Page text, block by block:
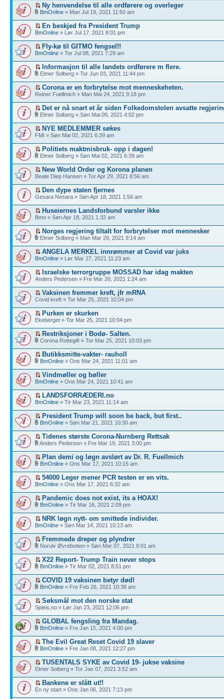
Ny henvendelse til alle ordførere og overleger
BmOnline » Man Jul 19, 2021 11:50 am
En beskjed fra President Trump
BmOnline » Lør Jul 17, 2021 8:01 pm
Fly-kø til GITMO fengsel!!
BmOnline » Tor Jul 08, 2021 7:29 am
Informasjon til alle landets ordførere m flere.
Elmer Solberg » Tor Jun 03, 2021 11:44 pm
Corona er en forbrytelse mot menneskeheten.
Reiner Fuellmich » Man Mai 24, 2021 9:18 pm
Det er nå snart et år siden Folkedomstolen avsatte
Elmer Solberg » Søn Mai 09, 2021 4:02 pm
NYE MEDLEMMER søkes
FMI » Søn Mai 02, 2021 6:39 am
Politiets maktmisbruk- opp i dagen!
Elmer Solberg » Søn Mai 02, 2021 6:39 am
New World Order og Korona planen
Beate Diep Hansen » Tor Apr 29, 2021 8:56 am
Den dype staten fjernes
Gesara Nesara » Søn Apr 18, 2021 1:56 am
Huseiernes Landsforbund varsler ikke
Bmo » Søn Apr 18, 2021 1:32 am
Norges regjering tiltalt for forbrytelser mot mennesker
Elmer Solberg » Man Mar 29, 2021 9:14 am
ANGELA MERKEL innrømmer at Covid var juks
BmOnline » Lør Mar 27, 2021 11:23 am
Israelske terrorgruppe MOSSAD har idag makten
Anders Pedersen » Fre Mar 26, 2021 1:24 am
Vaksinen fremmer kreft, jfr mRNA
Covid kreft » Tor Mar 25, 2021 10:04 pm
Purken er skurken
Ekeberget » Tor Mar 25, 2021 10:04 pm
Restriksjoner i Bodø- Salten.
Corona Rottegift » Tor Mar 25, 2021 10:03 pm
Butikksmitte-vakter- rauholl
BmOnline » Ons Mar 24, 2021 11:01 am
Vindmøller og bøller
BmOnline » Ons Mar 24, 2021 10:41 am
LANDSFORRÆDERI.no
BmOnline » Tir Mar 23, 2021 11:14 am
President Trump will soon be back, but first..
BmOnline » Søn Mar 21, 2021 10:30 am
Tidenes største Corona-Nurnberg Rettsak
Anders Pedersen » Fre Mar 19, 2021 3:00 pm
Plan demi og løgn avslørt av Dr. R. Fuellmich
BmOnline » Ons Mar 17, 2021 10:15 am
54000 Leger mener PCR testen er en vits.
BmOnline » Ons Mar 17, 2021 6:32 am
Pandemic does not exist, its a HOAX!
BmOnline » Tir Mar 16, 2021 2:09 pm
NRK løgn nytt- om smittede individer.
BmOnline » Søn Mar 14, 2021 10:13 am
Fremmede dreper og plyndrer
Norulv Øvrebotten » Søn Mar 07, 2021 8:01 am
X22 Report- Trump Train never stops
BmOnline » Tir Mar 02, 2021 8:51 pm
COVID 19 vaksinen betyr død!
BmOnline » Fre Feb 26, 2021 10:38 am
Søksmål mot den norske stat
Spleis.no » Lør Jan 23, 2021 12:06 pm
GLOBAL fengsling fra Mandag.
BmOnline » Fre Jan 15, 2021 4:00 pm
The Evil Great Reset Covid 19 slaver
BmOnline » Fre Jan 08, 2021 12:27 pm
TUSENTALS SYKE av Covid 19- jukse vaksine
Elmer Solberg » Tor Jan 07, 2021 3:52 am
Bankene er slått ut!!
En ny start » Ons Jan 06, 2021 7:13 pm